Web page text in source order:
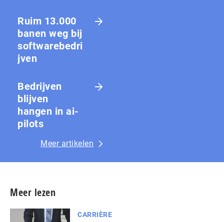
Ruim 13.000
banen weg bij
softwarebedri
jven
Bedrijven
blijven
hangen in ai-
pilots
Meer artikelen
Meer lezen
CARRIÈRE